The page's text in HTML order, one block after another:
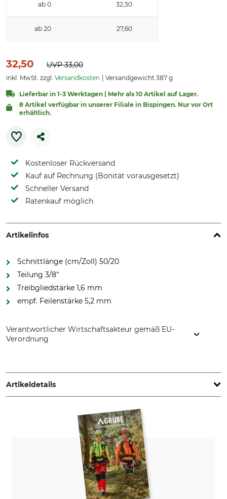
ab 0 32,50
ab 20 27,60
32,50 UVP33,00
inkl. MwSt. zzgl. Versandkosten Versandgewicht 387 g
Lieferbar in 1-3 Werktagen | Mehr als 10 Artikel auf Lager.
8 Artikel verfügbar in unserer Filiale in Bispingen. Nur vor Ort
erhältlich.
Kostenloser Rückversand
Kauf auf Rechnung (Bonität vorausgesetzt)
Schneller Versand
Ratenkauf möglich
Artikelinfos
Schnittlänge (cm/Zoll) 50/20
Teilung 3/8"
Treibgliedstärke 1,6 mm
empf. Feilenstärke 5,2 mm
Verantwortlicher Wirtschaftsakteur gemäß EU-
Verordnung
64807 Dieburg, Germany, www.stihl.de
Artikeldetails
Schnittlänge
50 cm
Treibgliedstärke/Nutbreite
Sägekettentyp
Vollmeißel
Einstanzung Treibglied
Einstanzung Zahn
3